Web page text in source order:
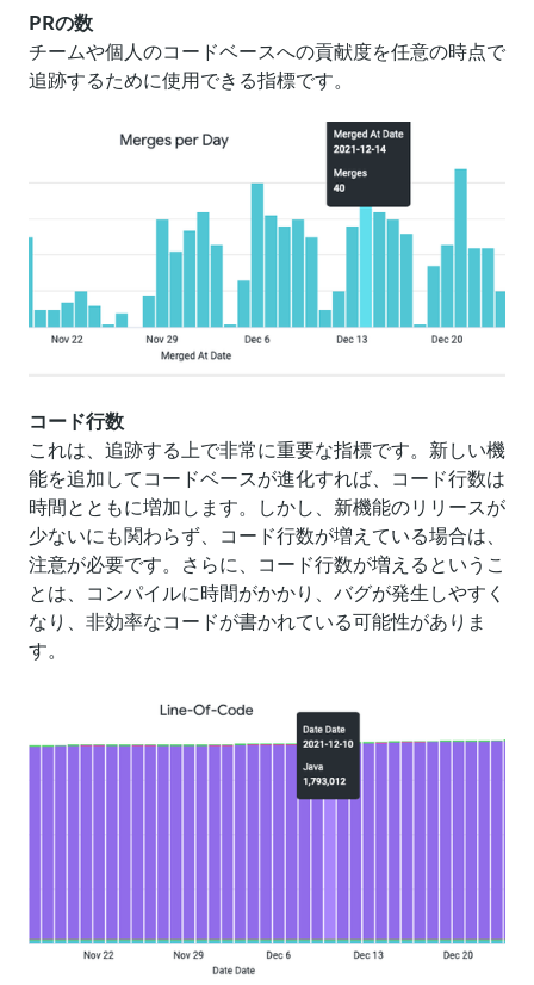
PRの数
チームや個人のコードベースへの貢献度を任意の時点で
追跡するために使用できる指標です。
コード行数
これは、追跡する上で非常に重要な指標です。新しい機
能を追加してコードベースが進化すれば、コード行数は
時間とともに増加します。しかし、新機能のリリースが
少ないにも関わらず、コード行数が増えている場合は、
注意が必要です。さらに、コード行数が増えるというこ
とは、コンパイルに時間がかかり、バグが発生しやすく
なり、非効率なコードが書かれている可能性がありま
す。